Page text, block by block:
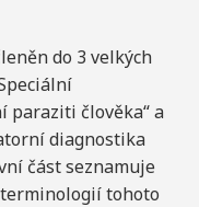
do 3 velkých
paraziti člověka“ a
diagnostika
část seznamuje
tohoto